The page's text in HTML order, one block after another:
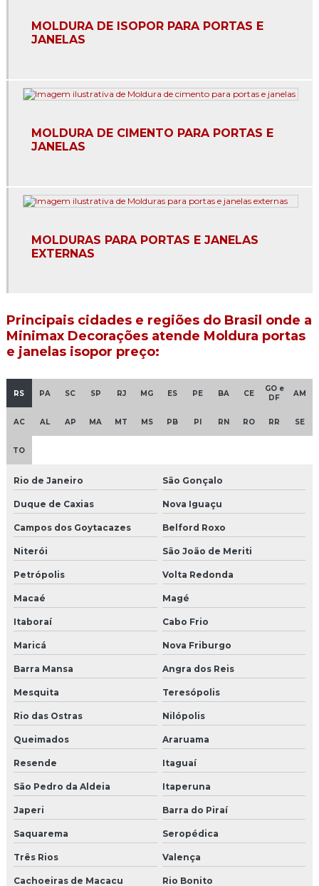
Moldura para beiral
Moldura cimentícia para janela
Moldura cimentícias para fachada
Moldura de cimento para fachada
Moldura de cimento para muro preco
Moldura de cimento valor
Moldura para coluna de concreto
Moldura de concreto para janelas preço
Moldura decorativa de concreto
Moldura eps externa
Moldura eps fachada preço
Moldura de eps para janela
Moldura eps preço
Moldura externa para beiral
Moldura externa em eps
Moldura externa de isopor
Moldura externa de isopor para janela
Moldura externa isopor revestido
Moldura de isopor para área externa
MOLDURA DE ISOPOR PARA PORTAS E
JANELAS
MOLDURA DE CIMENTO PARA PORTAS E
JANELAS
MOLDURAS PARA PORTAS E JANELAS
EXTERNAS
Principais cidades e regiões do Brasil onde a
Minimax Decorações atende Moldura portas
e janelas isopor preço:
RS PA SC SP RJ MG ES PE BA CE
GO e
DF
AM
AC AL AP MA MT MS PB PI RN RO RR SE
TO
Rio de Janeiro São Gonçalo
Duque de Caxias Nova Iguaçu
Campos dos Goytacazes Belford Roxo
Niterói São João de Meriti
Petrópolis Volta Redonda
Macaé Magé
Itaboraí Cabo Frio
Maricá Nova Friburgo
Barra Mansa Angra dos Reis
Mesquita Teresópolis
Rio das Ostras Nilópolis
Queimados Araruama
Resende Itaguaí
São Pedro da Aldeia Itaperuna
Japeri Barra do Piraí
Saquarema Seropédica
Três Rios Valença
Cachoeiras de Macacu Rio Bonito